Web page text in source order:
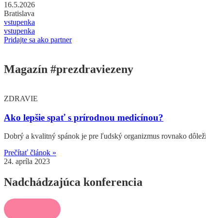
16.5.2026
Bratislava
vstupenka
vstupenka
Pridajte sa ako partner
Magazín #prezdraviezeny
ZDRAVIE
Ako lepšie spať s prírodnou medicínou?
Dobrý a kvalitný spánok je pre ľudský organizmus rovnako
Prečítať článok »
24. apríla 2023
Nadchádzajúca konferencia